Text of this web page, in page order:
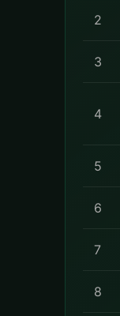
2
3
4
5
6
7
8